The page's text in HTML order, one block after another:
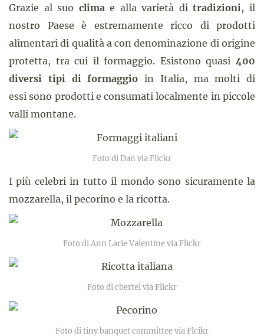
Grazie al suo climae alla varietà ditradizioni, il
nostro Paese è estremamente ricco di prodotti
alimentari di qualità a con denominazione di origine
protetta, tra cui il formaggio. Esistono quasi 400
diversi tipi di formaggio in Italia, ma molti di
essi sono prodotti e consumati localmente in piccole
valli montane.
Foto di Dan via Flickr
I più celebri in tutto il mondo sono sicuramente la
mozzarella, il pecorino e la ricotta.
Foto di Ann Larie Valentine via Flickr
Foto di cbertel via Flickr
Foto di tiny banquet committee via Flcikr